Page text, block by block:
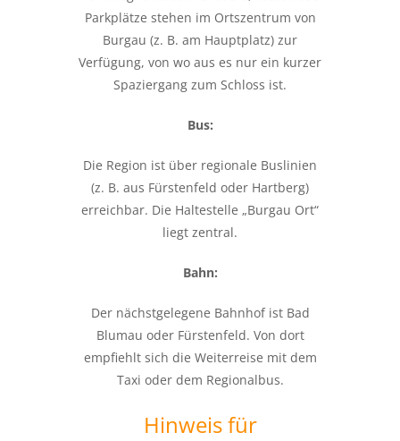
Parkplätze stehen im Ortszentrum von
Burgau (z. B. am Hauptplatz) zur
Verfügung, von wo aus es nur ein kurzer
Spaziergang zum Schloss ist.
Bus:
Die Region ist über regionale Buslinien
(z. B. aus Fürstenfeld oder Hartberg)
erreichbar. Die Haltestelle „Burgau Ort“
liegt zentral.
Bahn:
Der nächstgelegene Bahnhof ist Bad
Blumau oder Fürstenfeld. Von dort
empfiehlt sich die Weiterreise mit dem
Taxi oder dem Regionalbus.
Hinweis für